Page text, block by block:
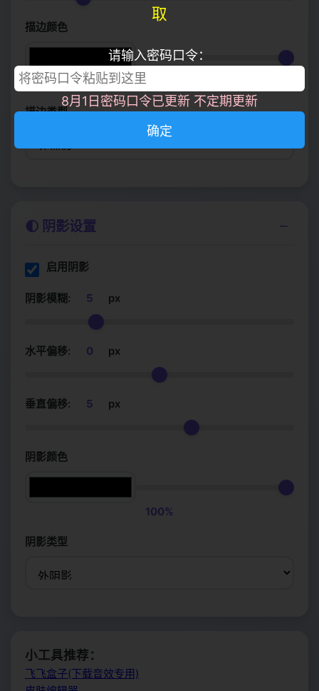
取
请输入密码口令：
8月1日密码口令已更新 不定期更新
确定
描边颜色
100%
描边类型
🌓 阴影设置 −
启用阴影
阴影模糊: 5 px
水平偏移: 0 px
垂直偏移: 5 px
阴影颜色
100%
阴影类型
小工具推荐：
飞飞盒子(下载音效专用)